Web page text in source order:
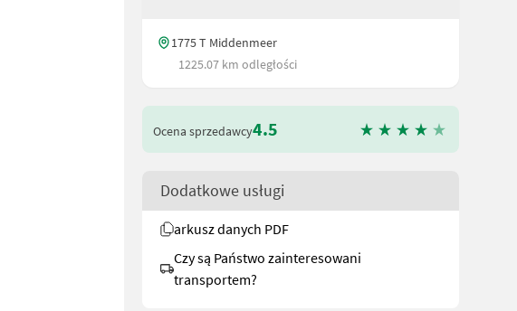
1775 T Middenmeer
1225.07 km odległości
Ocena sprzedawcy4.5
Dodatkowe usługi
arkusz danych PDF
Czy są Państwo zainteresowani
transportem?